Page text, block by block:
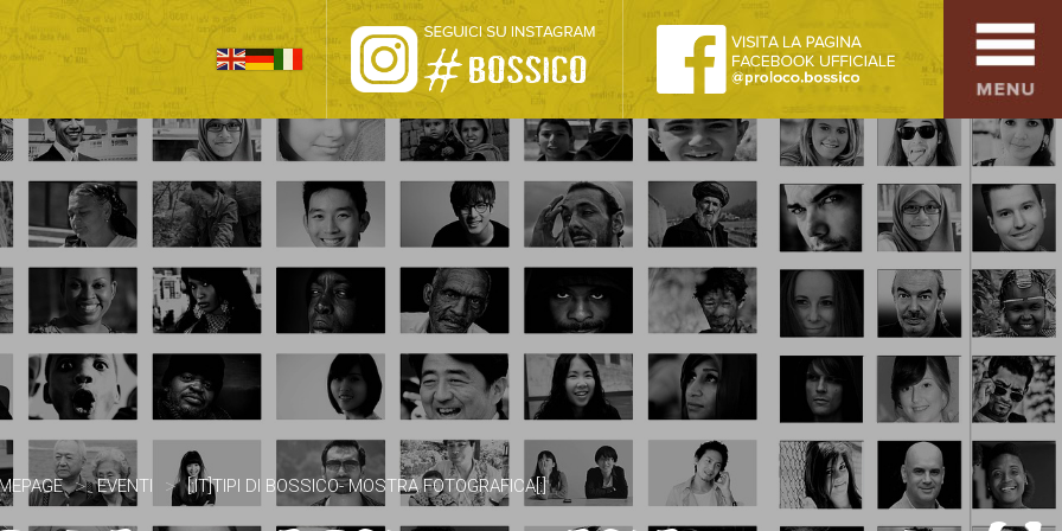
HOME
PRO LOCO
L’ALTOPIANO
EVENTI
PROMOZIONI
ASSOCIAZIONI
OSPITALITÀ
SAPORI TIPICI
ARTE E CULTURA
COMMERCIO
DINTORNI
CONTATTI
> EVENTI > [:IT]TIPI DI BOSSICO- MOSTRA FOTOGRAFICA[:]